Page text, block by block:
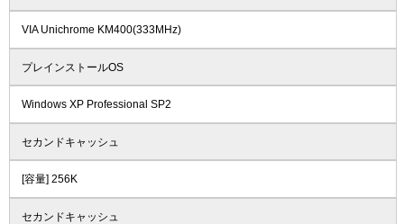
VIA Unichrome KM400(333MHz)
プレインストールOS
Windows XP Professional SP2
セカンドキャッシュ
[容量] 256K
セカンドキャッシュ